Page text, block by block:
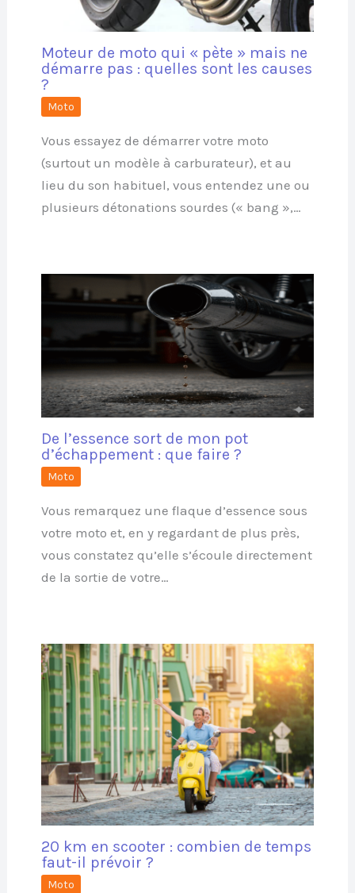
Moteur de moto qui « pète » mais ne
démarre pas : quelles sont les causes
?
Moto
Vous essayez de démarrer votre moto
(surtout un modèle à carburateur), et au
lieu du son habituel, vous entendez une ou
plusieurs détonations sourdes (« bang »,…
De l’essence sort de mon pot
d’échappement : que faire ?
Moto
Vous remarquez une flaque d’essence sous
votre moto et, en y regardant de plus près,
vous constatez qu’elle s’écoule directement
de la sortie de votre…
20 km en scooter : combien de temps
faut-il prévoir ?
Moto